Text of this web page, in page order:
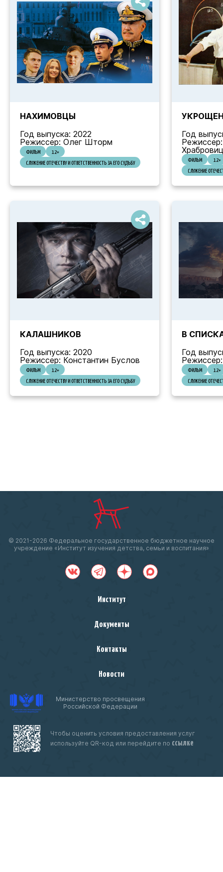
НАХИМОВЦЫ
Год выпуска: 2022
Режиссер: Олег Шторм
ФИЛЬМ
12+
СЛУЖЕНИЕ ОТЕЧЕСТВУ И ОТВЕТСТВЕННОСТЬ ЗА ЕГО СУДЬБУ
Год
ФИЛЬМ
12+
СЛУЖЕНИЕ
КАЛАШНИКОВ
Год выпуска: 2020
Режиссер: Константин Буслов
ФИЛЬМ
12+
СЛУЖЕНИЕ ОТЕЧЕСТВУ И ОТВЕТСТВЕННОСТЬ ЗА ЕГО СУДЬБУ
В
Год
ФИЛЬМ
12+
СЛУЖЕНИЕ
© 2021-2026 Федеральное государственное бюджетное научное
учреждение «Институт изучения детства, семьи и воспитания»
Институт
Документы
Контакты
Новости
Министерство просвещения
Российской Федерации
Чтобы оценить условия предоставления услуг
используйте QR-код или перейдите по ссылке